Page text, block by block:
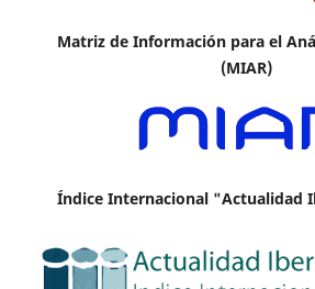
Matriz de Información para el
(MIAR)
Índice Internacional "Actualidad